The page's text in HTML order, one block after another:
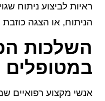
ראיות לביצוע ניתוח
הניתוח, או הצגה כוזבת
השלכות
במטופלים
אנשי מקצוע רפואיים